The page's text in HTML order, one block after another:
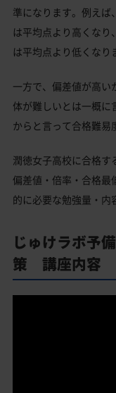
準になります。例えば
は平均点より高くな
は平均点より低くなり
一方で、偏差値が高い
体が難しいとは一概に
からと言って合格難易
潤徳女子高校に合格す
偏差値・倍率・合格最
的に必要な勉強量・内
じゅけラボ予
策 講座内容